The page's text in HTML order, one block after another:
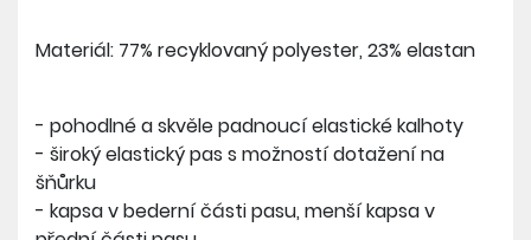
Materiál: 77% recyklovaný polyester, 23% elastan
- pohodlné a skvěle padnoucí elastické kalhoty
- široký elastický pas s možností dotažení na
šňůrku
- kapsa v bederní části pasu, menší kapsa v